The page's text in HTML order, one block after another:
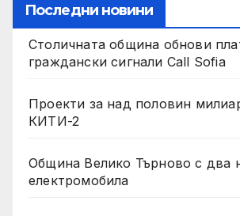
Последни новини
Столичната община обнови
граждански сигнали Call Sofia
Проекти за над половин
КИТИ-2
Община Велико Търново с два
електромобила